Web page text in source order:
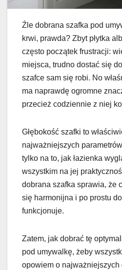
Źle dobrana szafka pod
krwi, prawda? Zbyt płytka
często początek frustracji:
miejsca, trudno dostać się
szafce sam się robi. No
ma naprawdę ogromne
przecież codziennie z niej
Głębokość szafki to
najważniejszych
tylko na to, jak łazienka
wszystkim na jej
dobrana szafka sprawia, że
się harmonijna i po prostu
funkcjonuje.
Zatem, jak dobrać tę
pod umywalkę, żeby
opowiem o najważniejszych